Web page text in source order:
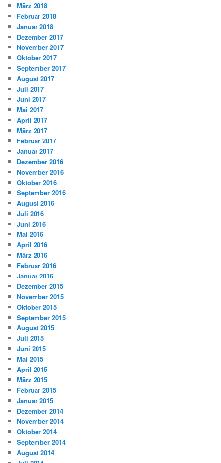
März 2018
Februar 2018
Januar 2018
Dezember 2017
November 2017
Oktober 2017
September 2017
August 2017
Juli 2017
Juni 2017
Mai 2017
April 2017
März 2017
Februar 2017
Januar 2017
Dezember 2016
November 2016
Oktober 2016
September 2016
August 2016
Juli 2016
Juni 2016
Mai 2016
April 2016
März 2016
Februar 2016
Januar 2016
Dezember 2015
November 2015
Oktober 2015
September 2015
August 2015
Juli 2015
Juni 2015
Mai 2015
April 2015
März 2015
Februar 2015
Januar 2015
Dezember 2014
November 2014
Oktober 2014
September 2014
August 2014